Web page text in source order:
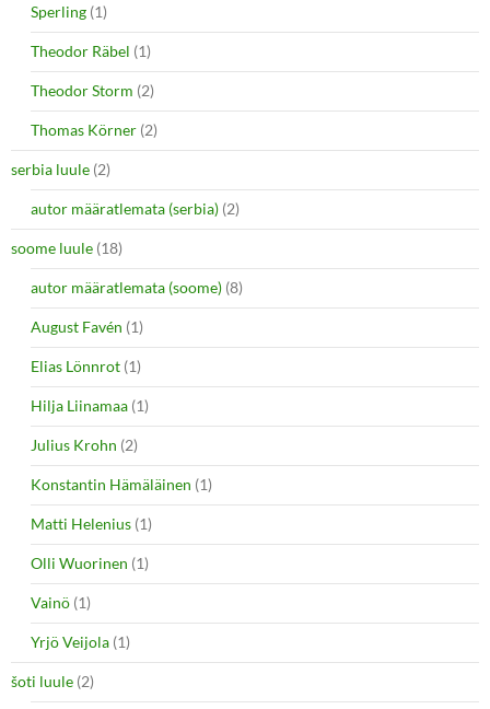
Sperling (1)
Theodor Räbel (1)
Theodor Storm (2)
Thomas Körner (2)
serbia luule (2)
autor määratlemata (serbia) (2)
soome luule (18)
autor määratlemata (soome) (8)
August Favén (1)
Elias Lönnrot (1)
Hilja Liinamaa (1)
Julius Krohn (2)
Konstantin Hämäläinen (1)
Matti Helenius (1)
Olli Wuorinen (1)
Vainö (1)
Yrjö Veijola (1)
šoti luule (2)